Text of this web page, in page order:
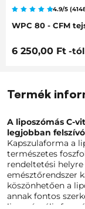
WPC 80 - CFM
4.9/5
6 250,00 Ft -tól
Termék
A liposzómás C-
legjobban
Kapszulaforma a
természetes
rendeltetési
emésztőrendszer
köszönhetően a
annak fontos
liposzómális